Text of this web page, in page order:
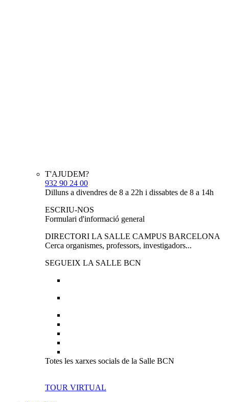
T'AJUDEM?
932 90 24 00
Dilluns a divendres de 8 a 22h i dissabtes de 8 a 14h
ESCRIU-NOS
Formulari d'informació general
DIRECTORI LA SALLE CAMPUS BARCELONA
Cerca organismes, professors, investigadors...
SEGUEIX LA SALLE BCN
Totes les xarxes socials de la Salle BCN
TOUR VIRTUAL